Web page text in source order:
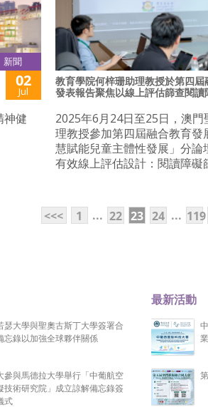
新聞
02
Jul
神健
教育學院何梓珊助理教授於第四
發表報告聚焦以線上評估篩查閱讀
2025年6月24日至25日，澳
理教授參加第四屆融合教育
慧賦能兒童主體性發展」分
有效線上評估設計：閱讀障礙
<<< 1 ... 22 23 24 ... 119
瑟大學與聖奧古斯丁大學簽署合
忘錄以加強全球夥伴關係
參與馬德拉大學舉行「中葡航空
技術研究院」成立諒解備忘錄簽
式
最新活動